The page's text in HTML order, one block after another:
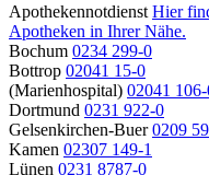
Apothekennotdienst Hier
Apotheken in Ihrer Nähe.
Bochum 0234 299-0
Bottrop 02041 15-0
(Marienhospital) 02041
Dortmund 0231 922-0
Gelsenkirchen-Buer 0209
Kamen 02307 149-1
Lünen 0231 8787-0